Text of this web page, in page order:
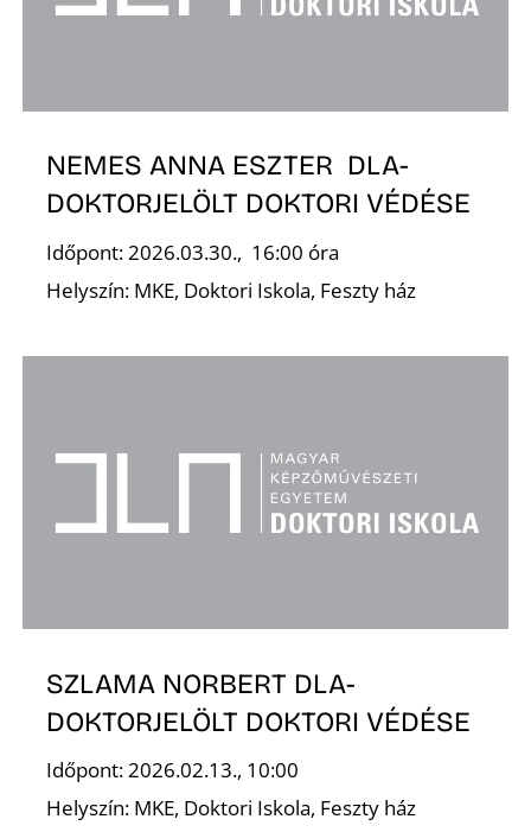
NEMES ANNA ESZTER DLA-
DOKTORJELÖLT DOKTORI VÉDÉSE
Időpont: 2026.03.30., 16:00 óra
Helyszín: MKE, Doktori Iskola, Feszty ház
SZLAMA NORBERT DLA-
DOKTORJELÖLT DOKTORI VÉDÉSE
Időpont: 2026.02.13., 10:00
Helyszín: MKE, Doktori Iskola, Feszty ház